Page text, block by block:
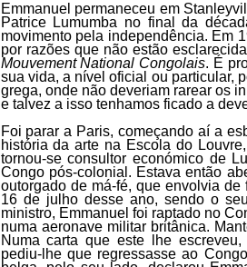
Emmanuel permaneceu em
Patrice Lumumba no final da
movimento pela independência. Em
por razões que não estão
Mouvement National Congolais. É
sua vida, a nível oficial ou particular,
grega, onde não deveriam rarear os
e talvez a isso tenhamos ficado a
Foi parar a Paris, começando aí a
história da arte na Escola do
tornou-se consultor económico de
Congo pós-colonial. Estava então
outorgado de má-fé, que envolvia
16 de julho desse ano, sendo o
ministro, Emmanuel foi raptado no
numa aeronave militar britânica.
Numa carta que este lhe
pediu-lhe que regressasse ao